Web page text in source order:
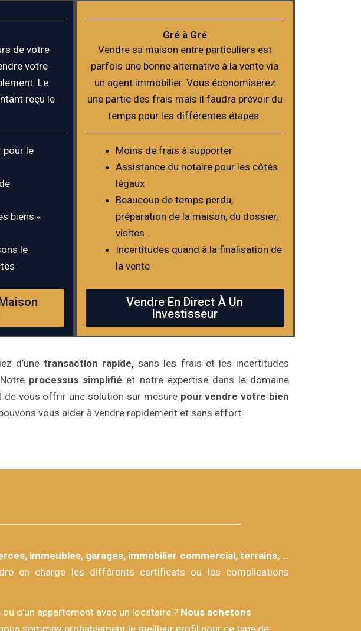
de votre
votre
Le
reçu le
pour le
biens «
le
Gré à Gré
Vendre sa maison entre particuliers est
parfois une bonne alternative à la vente via
un agent immobilier. Vous économiserez
une partie des frais mais il faudra prévoir du
temps pour les différentes étapes.
Moins de frais à supporter
Assistance du notaire pour les côtés
légaux
Beaucoup de temps perdu,
préparation de la maison, du dossier,
visites…
Incertitudes quand à la finalisation de
la vente
Vendre En Direct À Un
Investisseur
d’une transaction rapide, sans les frais et les incertitudes
processus simplifié et notre expertise dans le domaine
de vous offrir une solution sur mesure pour vendre votre bien
vous aider à vendre rapidement et sans effort.
immeubles, garages, immobilier commercial, terrains, …
en charge les différents certificats ou les complications
d’un appartement avec un locataire ? Nous achetons